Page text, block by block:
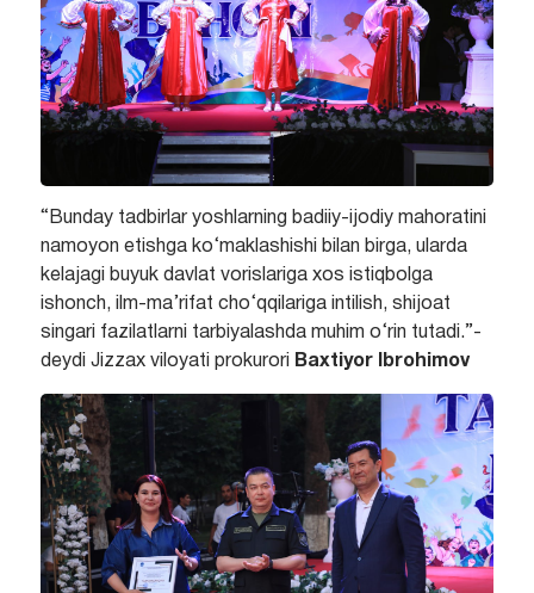
“Bunday tadbirlar yoshlarning badiiy-ijodiy mahoratini
namoyon etishga ko‘maklashishi bilan birga, ularda
kelajagi buyuk davlat vorislariga xos istiqbolga
ishonch, ilm-ma’rifat cho‘qqilariga intilish, shijoat
singari fazilatlarni tarbiyalashda muhim o‘rin tutadi.”-
deydi Jizzax viloyati prokurori
Baxtiyor Ibrohimov